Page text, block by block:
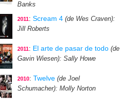
Banks
2011: Scream 4 (de Wes Craven):
Jill Roberts
2011: El arte de pasar de todo (de
Gavin Wiesen): Sally Howe
2010: Twelve (de Joel
Schumacher): Molly Norton